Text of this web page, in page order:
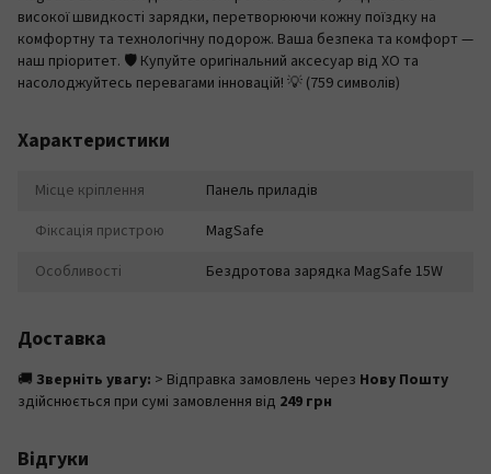
високої швидкості зарядки, перетворюючи кожну поїздку на
комфортну та технологічну подорож. Ваша безпека та комфорт —
наш пріоритет. 🛡️ Купуйте оригінальний аксесуар від XO та
насолоджуйтесь перевагами інновацій! 💡 (759 символів)
Характеристики
Місце кріплення
Панель приладів
Фіксація пристрою
MagSafe
Особливості
Бездротова зарядка MagSafe 15W
Доставка
🚚 Зверніть увагу: > Відправка замовлень через Нову Пошту
здійснюється при сумі замовлення від 249 грн
Відгуки